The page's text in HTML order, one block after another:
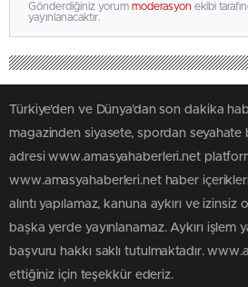
Gönderdiğiniz yorum moderasyon ekibi
yayınlanacaktır.
Türkiye'den ve Dünya’dan son dakika
magazinden siyasete, spordan seyahate
adresi www.amasyahaberleri.net
www.amasyahaberleri.net haber
alıntı yapılamaz, kanuna aykırı ve
başka yerde yayınlanamaz. Aykırı işlem
başvuru hakkı saklı tutulmaktadır.
ettiğiniz için teşekkür ederiz.